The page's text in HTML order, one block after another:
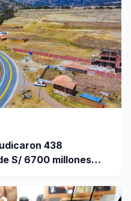
438
S/ 6700 millones